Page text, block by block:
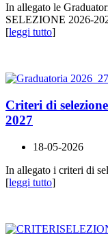
In allegato le
SELEZIONE 2026-
[leggi tutto]
Criteri di
2027
18-05-2026
In allegato i criteri di
[leggi tutto]